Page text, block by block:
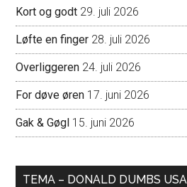
Kort og godt 29. juli 2026
Løfte en finger 28. juli 2026
Overliggeren 24. juli 2026
For døve øren 17. juni 2026
Gak & Gøgl 15. juni 2026
TEMA – DONALD DUMBS USA